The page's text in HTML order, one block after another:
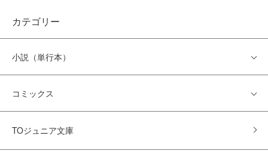
カテゴリー
小説（単行本）
コミックス
TOジュニア文庫